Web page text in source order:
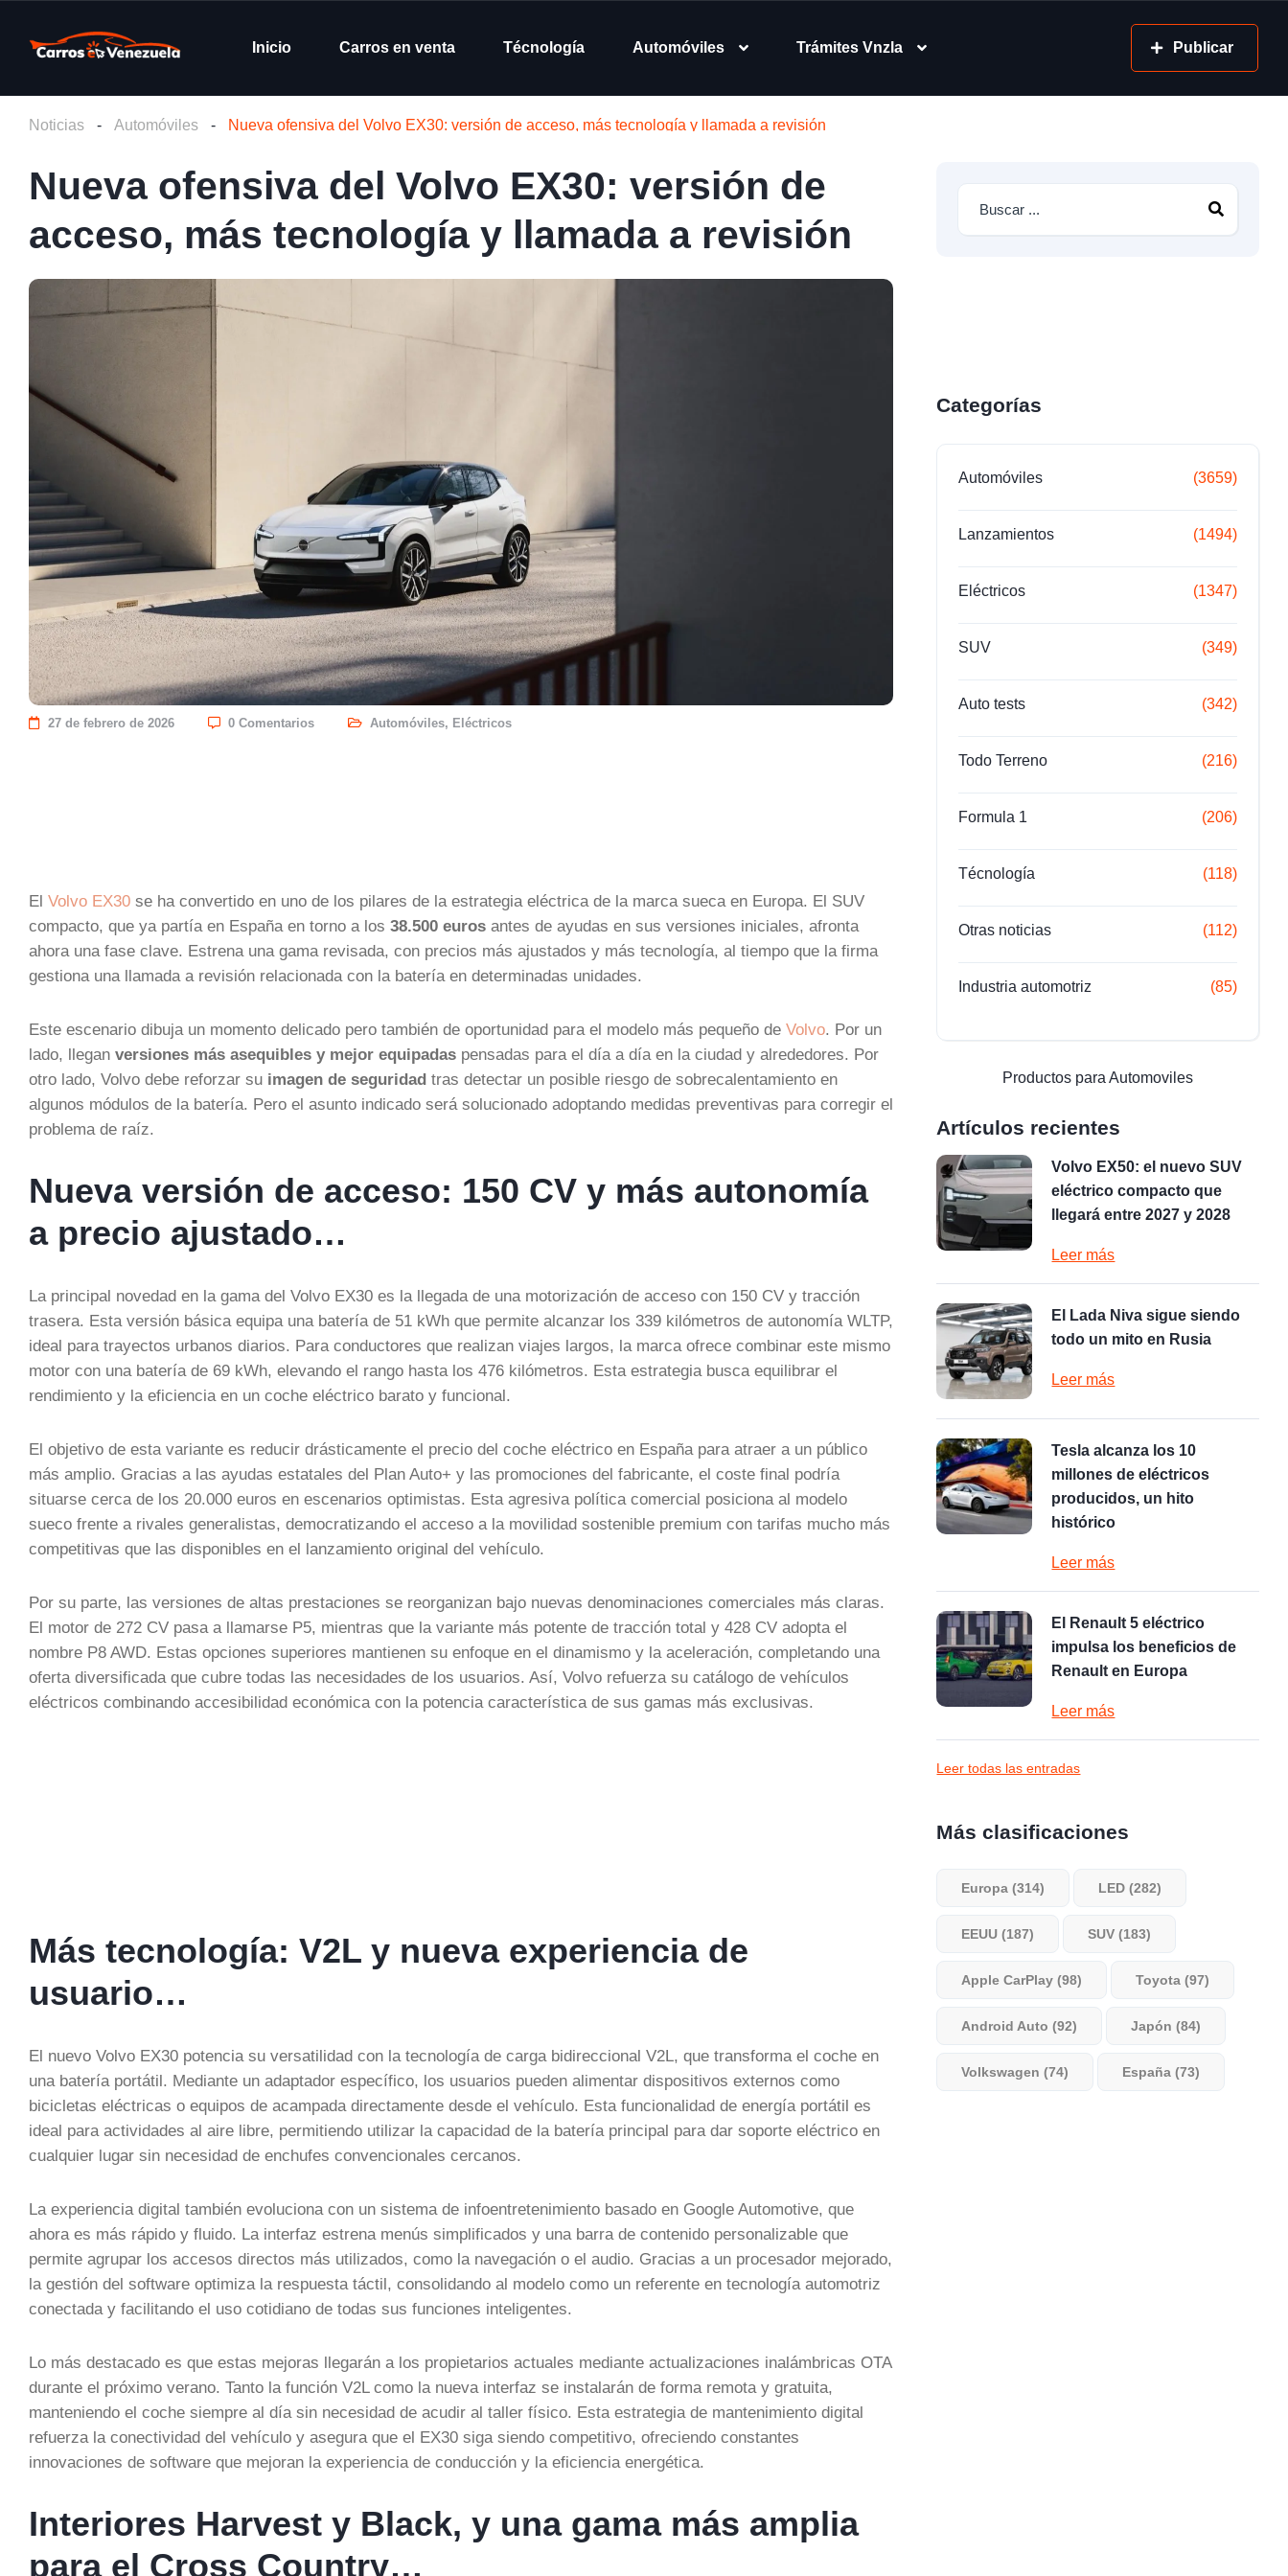
Inicio Carros en venta Técnología Automóviles Trámites Vnzla Publicar
Noticias - Automóviles - Nueva ofensiva del Volvo EX30: versión de acceso, más tecnología y llamada a revisión
Nueva ofensiva del Volvo EX30: versión de
acceso, más tecnología y llamada a revisión
27 de febrero de 2026 0 Comentarios Automóviles, Eléctricos
El Volvo EX30 se ha convertido en uno de los pilares de la estrategia eléctrica de la marca sueca en Europa. El SUV
compacto, que ya partía en España en torno a los 38.500 euros antes de ayudas en sus versiones iniciales, afronta
ahora una fase clave. Estrena una gama revisada, con precios más ajustados y más tecnología, al tiempo que la firma
gestiona una llamada a revisión relacionada con la batería en determinadas unidades.
Este escenario dibuja un momento delicado pero también de oportunidad para el modelo más pequeño de Volvo. Por un
lado, llegan versiones más asequibles y mejor equipadas pensadas para el día a día en la ciudad y alrededores. Por
otro lado, Volvo debe reforzar su imagen de seguridad tras detectar un posible riesgo de sobrecalentamiento en
algunos módulos de la batería. Pero el asunto indicado será solucionado adoptando medidas preventivas para corregir el
problema de raíz.
Nueva versión de acceso: 150 CV y más autonomía
a precio ajustado…
La principal novedad en la gama del Volvo EX30 es la llegada de una motorización de acceso con 150 CV y tracción
trasera. Esta versión básica equipa una batería de 51 kWh que permite alcanzar los 339 kilómetros de autonomía WLTP,
ideal para trayectos urbanos diarios. Para conductores que realizan viajes largos, la marca ofrece combinar este mismo
motor con una batería de 69 kWh, elevando el rango hasta los 476 kilómetros. Esta estrategia busca equilibrar el
rendimiento y la eficiencia en un coche eléctrico barato y funcional.
El objetivo de esta variante es reducir drásticamente el precio del coche eléctrico en España para atraer a un público
más amplio. Gracias a las ayudas estatales del Plan Auto+ y las promociones del fabricante, el coste final podría
situarse cerca de los 20.000 euros en escenarios optimistas. Esta agresiva política comercial posiciona al modelo
sueco frente a rivales generalistas, democratizando el acceso a la movilidad sostenible premium con tarifas mucho más
competitivas que las disponibles en el lanzamiento original del vehículo.
Por su parte, las versiones de altas prestaciones se reorganizan bajo nuevas denominaciones comerciales más claras.
El motor de 272 CV pasa a llamarse P5, mientras que la variante más potente de tracción total y 428 CV adopta el
nombre P8 AWD. Estas opciones superiores mantienen su enfoque en el dinamismo y la aceleración, completando una
oferta diversificada que cubre todas las necesidades de los usuarios. Así, Volvo refuerza su catálogo de vehículos
eléctricos combinando accesibilidad económica con la potencia característica de sus gamas más exclusivas.
Más tecnología: V2L y nueva experiencia de
usuario…
El nuevo Volvo EX30 potencia su versatilidad con la tecnología de carga bidireccional V2L, que transforma el coche en
una batería portátil. Mediante un adaptador específico, los usuarios pueden alimentar dispositivos externos como
bicicletas eléctricas o equipos de acampada directamente desde el vehículo. Esta funcionalidad de energía portátil es
ideal para actividades al aire libre, permitiendo utilizar la capacidad de la batería principal para dar soporte eléctrico en
cualquier lugar sin necesidad de enchufes convencionales cercanos.
La experiencia digital también evoluciona con un sistema de infoentretenimiento basado en Google Automotive, que
ahora es más rápido y fluido. La interfaz estrena menús simplificados y una barra de contenido personalizable que
permite agrupar los accesos directos más utilizados, como la navegación o el audio. Gracias a un procesador mejorado,
la gestión del software optimiza la respuesta táctil, consolidando al modelo como un referente en tecnología automotriz
conectada y facilitando el uso cotidiano de todas sus funciones inteligentes.
Lo más destacado es que estas mejoras llegarán a los propietarios actuales mediante actualizaciones inalámbricas OTA
durante el próximo verano. Tanto la función V2L como la nueva interfaz se instalarán de forma remota y gratuita,
manteniendo el coche siempre al día sin necesidad de acudir al taller físico. Esta estrategia de mantenimiento digital
refuerza la conectividad del vehículo y asegura que el EX30 siga siendo competitivo, ofreciendo constantes
innovaciones de software que mejoran la experiencia de conducción y la eficiencia energética.
Interiores Harvest y Black, y una gama más amplia
para el Cross Country…
Categorías
Automóviles (3659)
Lanzamientos (1494)
Eléctricos (1347)
SUV (349)
Auto tests (342)
Todo Terreno (216)
Formula 1 (206)
Técnología (118)
Otras noticias (112)
Industria automotriz (85)
Productos para Automoviles
Artículos recientes
Volvo EX50: el nuevo SUV
eléctrico compacto que
llegará entre 2027 y 2028
Leer más
El Lada Niva sigue siendo
todo un mito en Rusia
Leer más
Tesla alcanza los 10
millones de eléctricos
producidos, un hito
histórico
Leer más
El Renault 5 eléctrico
impulsa los beneficios de
Renault en Europa
Leer más
Leer todas las entradas
Más clasificaciones
Europa (314) LED (282)
EEUU (187) SUV (183)
Apple CarPlay (98) Toyota (97)
Android Auto (92) Japón (84)
Volkswagen (74) España (73)